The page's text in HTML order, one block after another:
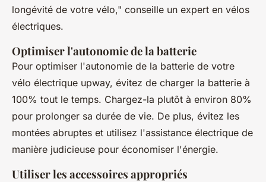
longévité de votre vélo," conseille un expert en vélos
électriques.
Optimiser l'autonomie de la batterie
Pour optimiser l'autonomie de la batterie de votre
vélo électrique upway, évitez de charger la batterie à
100% tout le temps. Chargez-la plutôt à environ 80%
pour prolonger sa durée de vie. De plus, évitez les
montées abruptes et utilisez l'assistance électrique de
manière judicieuse pour économiser l'énergie.
Utiliser les accessoires appropriés